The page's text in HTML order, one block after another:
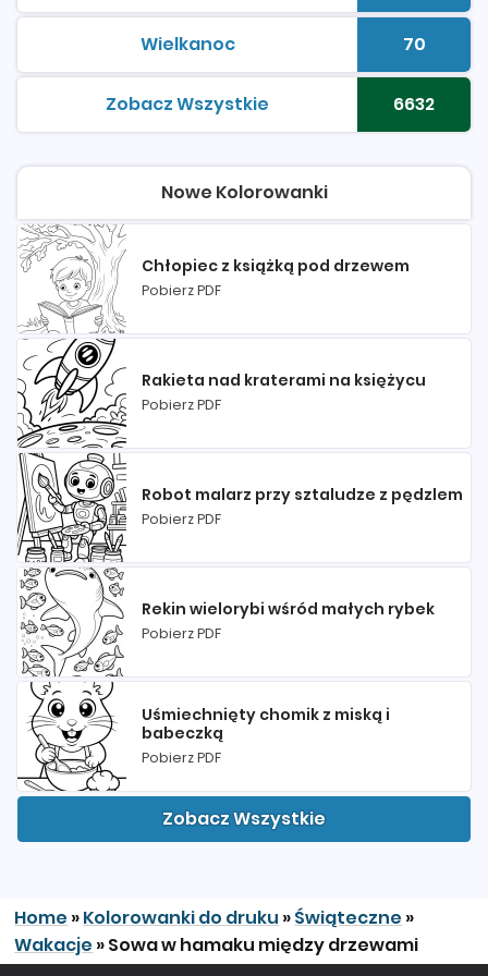
Wielkanockolorowanki do druku Liczba
70
Zobacz Wszystkiekolorowanki do druku Liczba
6632
Nowe Kolorowanki
Chłopiec z książką pod drzewem
Pobierz PDF
Rakieta nad kraterami na księżycu
Pobierz PDF
Robot malarz przy sztaludze z pędzlem
Pobierz PDF
Rekin wielorybi wśród małych rybek
Pobierz PDF
Uśmiechnięty chomik z miską i
babeczką
Pobierz PDF
Zobacz Wszystkie
Home »Kolorowanki do druku »Świąteczne »
Wakacje »Sowa w hamaku między drzewami